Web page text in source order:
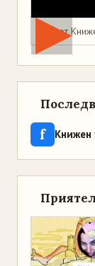
Мая от
f Книжен